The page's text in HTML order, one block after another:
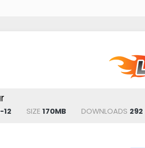
12 SIZE 170MB DOWNLOADS 292